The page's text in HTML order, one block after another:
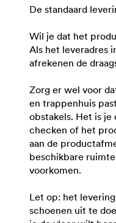
De standaard
Wil je dat het
Als het leveradres
afrekenen de
Zorg er wel voor
en trappenhuis
obstakels. Het is
checken of het
aan de
beschikbare
voorkomen.
Let op: het
schoenen uit te